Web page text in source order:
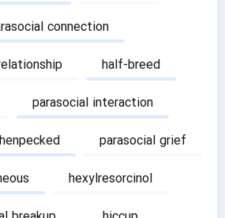
connection
half-breed
parasocial interaction
henpecked
parasocial grief
hexylresorcinol